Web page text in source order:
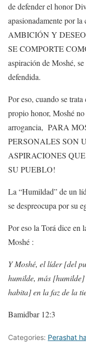
de defender el honor
apasionadamente por
AMBICIÓN Y
SE COMPORTE
aspiración de Moshé,
defendida.
Por eso, cuando se trata
propio honor, Moshé no
arrogancia, PARA
PERSONALES SON
ASPIRACIONES
SU PUEBLO!
La “Humildad” de un
se despreocupa por su
Por eso la Torá dice en
Moshé :
Y Moshé, el líder [del
humilde, más
habita] en la faz de la
Bamidbar 12:3
Categories: Perashat